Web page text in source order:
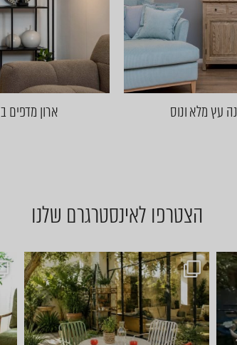
עץ מלא ונוס ארון מדפים
הצטרפו לאינסטרגרם שלנו
ל ועכשיו הגיע הזמן לשולחן הסל